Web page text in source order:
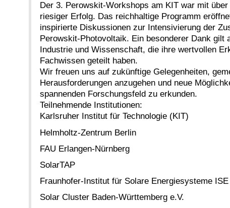
Der 3. Perowskit-Workshops am KIT war mit über
riesiger Erfolg. Das reichhaltige Programm
inspirierte Diskussionen zur Intensivierung der
Perowskit-Photovoltaik. Ein besonderer Dank gilt
Industrie und Wissenschaft, die ihre wertvollen
Fachwissen geteilt haben.
Wir freuen uns auf zukünftige Gelegenheiten,
Herausforderungen anzugehen und neue
spannenden Forschungsfeld zu erkunden.
Teilnehmende Institutionen:
Karlsruher Institut für Technologie (KIT)
Helmholtz-Zentrum Berlin
FAU Erlangen-Nürnberg
SolarTAP
Fraunhofer-Institut für Solare Energiesysteme ISE
Solar Cluster Baden-Württemberg e.V.